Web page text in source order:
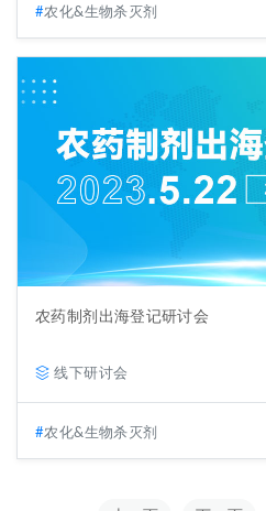
农化&生物杀灭剂
农药制剂出海登记研讨会
线下研讨会
农化&生物杀灭剂